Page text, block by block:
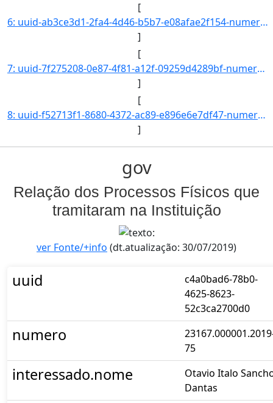
[
6: uuid-ab3ce3d1-2fa4-4d46-b5b7-e08afae2f154-numero-23325.000004.2019-49-interessado.nome-Gabriel_Arauj]
]
[
7: uuid-7f275208-0e87-4f81-a12f-09259d4289bf-numero-23325.000005.2019-93-interessado.nome-Nalenkya_Rodr]
]
[
8: uuid-f52713f1-8680-4372-ac89-e896e6e7df47-numero-23326.000001.2019-03-interessado.nome-COORDENACAO_D]
]
gov
Relação dos Processos Físicos que
tramitaram na Instituição
ver Fonte/+info (dt.atualização: 30/07/2019)
uuid
c4a0bad6-78b0-
4625-8623-
52c3ca2700d0
numero
75
interessado.nome
Otavio Italo
Dantas